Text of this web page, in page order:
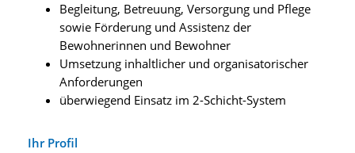
Begleitung, Betreuung, Versorgung und Pflege
sowie Förderung und Assistenz der
Bewohnerinnen und Bewohner
Umsetzung inhaltlicher und organisatorischer
Anforderungen
überwiegend Einsatz im 2-Schicht-System
Ihr Profil